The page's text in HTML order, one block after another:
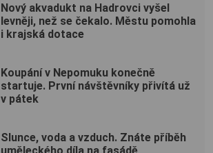
Nový akvadukt na Hadrovci vyšel
levněji, než se čekalo. Městu pomohla
i krajská dotace
Koupání v Nepomuku konečně
startuje. První návštěvníky přivítá už
v pátek
Slunce, voda a vzduch. Znáte příběh